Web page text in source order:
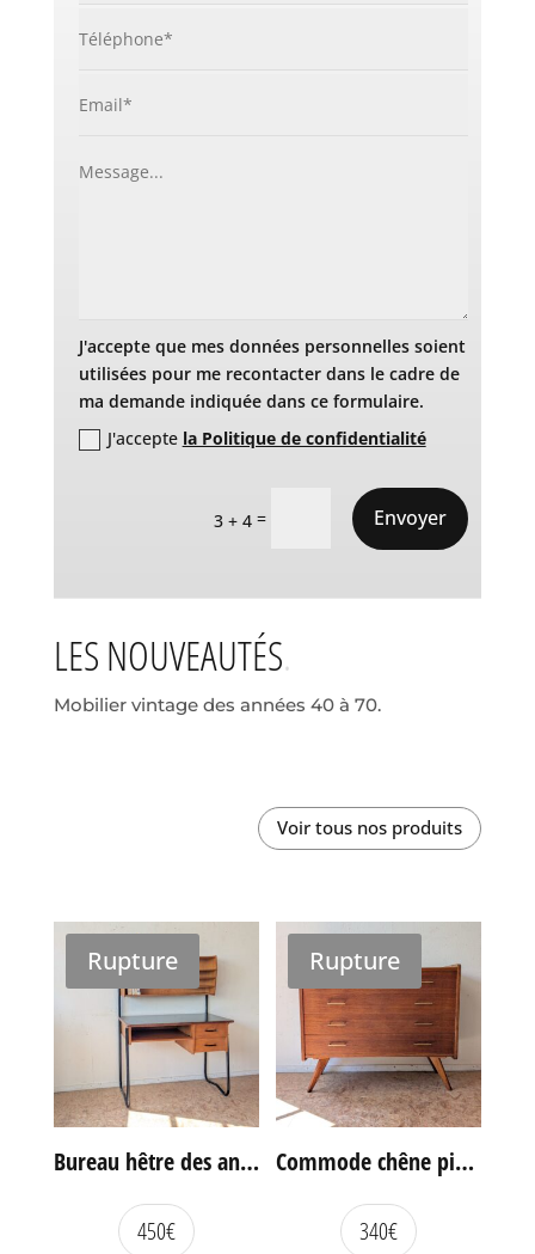
J'accepte que mes données personnelles soient
utilisées pour me recontacter dans le cadre de
ma demande indiquée dans ce formulaire.
J'accepte la Politique de confidentialité
3 + 4 = Envoyer
LES NOUVEAUTÉS
Mobilier vintage des années 40 à 70.
Voir tous nos produits
Rupture
Bureau hêtre des années 60
450€
Rupture
Commode chêne pieds compas vintage
340€